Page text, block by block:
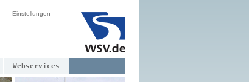
Einstellungen
Webservices